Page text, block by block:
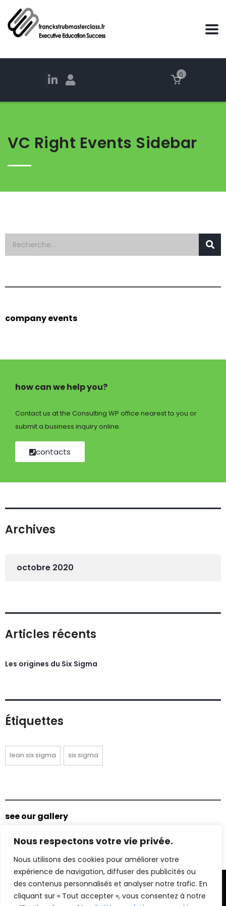
Nous respectons votre vie privée.
Nous utilisons des cookies pour améliorer votre
expérience de navigation, diffuser des publicités ou
des contenus personnalisés et analyser notre trafic. En
cliquant sur « Tout accepter », vous consentez à notre
0
VC Right Events Sidebar
company events
how can we help you?
Contact us at the Consulting WP office nearest to you or
submit a business inquiry online.
contacts
Archives
octobre 2020
Articles récents
Les origines du Six Sigma
Étiquettes
lean six sigma six sigma
see our gallery